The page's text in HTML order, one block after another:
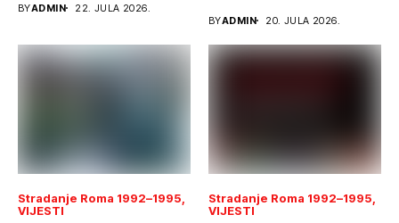
BYADMIN 22. JULA 2026.
BYADMIN 20. JULA 2026.
Stradanje Roma 1992–1995
VIJESTI
Stradanje Roma 1992–1995
VIJESTI